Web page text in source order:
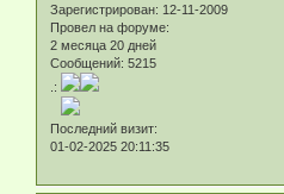
Зарегистрирован: 12-11-2009
Провел на форуме:
2 месяца 20 дней
Сообщений: 5215
.:
Последний визит:
01-02-2025 20:11:35